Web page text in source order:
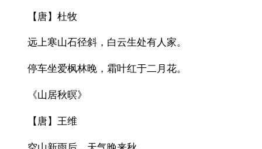
【唐】杜牧
远上寒山石径斜，白云生处有人家。
停车坐爱枫林晚，霜叶红于二月花。
《山居秋暝》
【唐】王维